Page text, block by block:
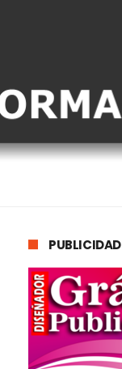
PUBLICIDAD